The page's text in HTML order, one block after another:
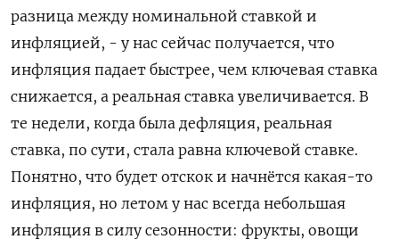
разница между номинальной ставкой и
инфляцией, - у нас сейчас получается, что
инфляция падает быстрее, чем ключевая ставка
снижается, а реальная ставка увеличивается. В
те недели, когда была дефляция, реальная
ставка, по сути, стала равна ключевой ставке.
Понятно, что будет отскок и начнётся ​какая-то
инфляция, но летом у нас всегда небольшая
инфляция в силу сезонности: фрукты, овощи